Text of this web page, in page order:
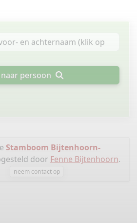
naar persoon
Stamboom Bijtenhoorn-
door Fenne Bijtenhoorn.
neem contact op